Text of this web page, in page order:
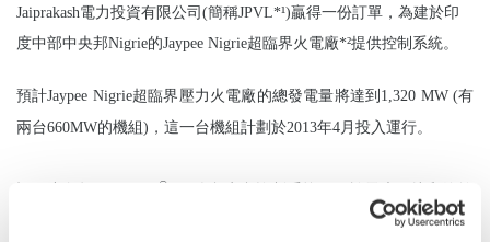
Jaiprakash電力投資有限公司 (簡稱JPVL*¹)贏得一份訂單，為建於印
度中部中央邦Nigrie的Jaypee Nigrie超臨界火電廠*²提供控制系統。
預計Jaypee Nigrie超臨界壓力火電廠的總發電量將達到 1,320 MW (有
兩台660MW的機組 ) ，這一台機組計劃於2013年4月投入運行。
®
機的輔助設備。而且，橫河電機還提供了水與蒸汽分析系統、燃氣